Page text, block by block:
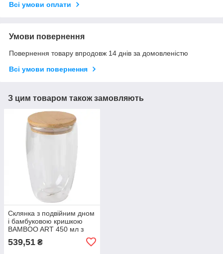
Всі умови оплати
Умови повернення
Повернення товару впродовж 14 днів за домовленістю
Всі умови повернення
З цим товаром також замовляють
Склянка з подвійним дном
і бамбуковою кришкою
BAMBOO ART 450 мл з
нанесення логотипу
539,51 ₴